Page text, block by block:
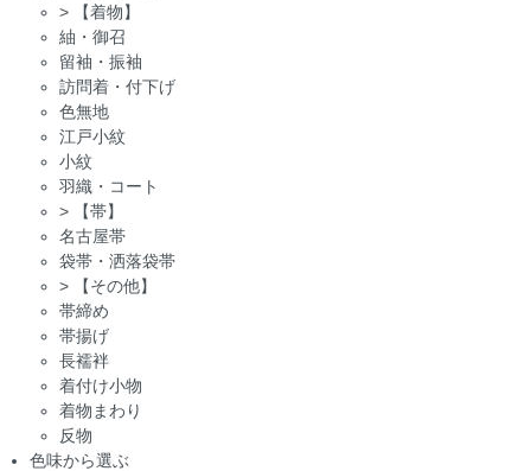
>
【着物】
紬・御召
留袖・振袖
訪問着・付下げ
色無地
江戸小紋
小紋
羽織・コート
>
【帯】
名古屋帯
袋帯・洒落袋帯
>
【その他】
帯締め
帯揚げ
長襦袢
着付け小物
着物まわり
反物
色味から選ぶ